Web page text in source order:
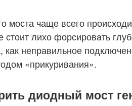
моста чаще всего
стоит лихо форсировать
как неправильное
«прикуривания».
диодный мост